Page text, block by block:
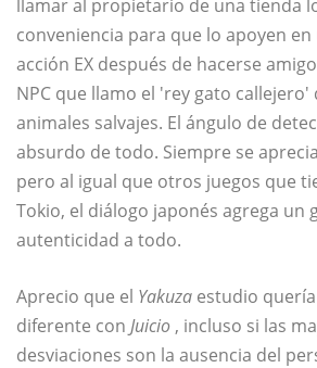
llamar al propietario de una tienda
conveniencia para que lo apoyen
acción EX después de hacerse
NPC que llamo el 'rey gato callejero'
animales salvajes. El ángulo de
absurdo de todo. Siempre se
pero al igual que otros juegos que
Tokio, el diálogo japonés agrega un
autenticidad a todo.
Aprecio que el Yakuza estudio
diferente con Juicio , incluso si las
desviaciones son la ausencia del